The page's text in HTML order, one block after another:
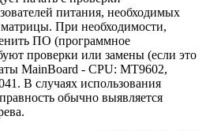
питания, необходимых
При необходимости,
ПО (программное
проверки или замены (если это
MainBoard - CPU: MT9602,
В случаях использования
обычно выявляется